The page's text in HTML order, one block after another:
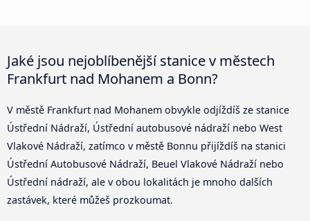
Jaké jsou nejoblíbenější stanice v městech
Frankfurt nad Mohanem a Bonn?
V městě Frankfurt nad Mohanem obvykle odjíždíš ze stanice
Ústřední Nádraží, Ústřední autobusové nádraží nebo West
Vlakové Nádraží, zatímco v městě Bonnu přijíždíš na stanici
Ústřední Autobusové Nádraží, Beuel Vlakové Nádraží nebo
Ústřední nádraží, ale v obou lokalitách je mnoho dalších
zastávek, které můžeš prozkoumat.